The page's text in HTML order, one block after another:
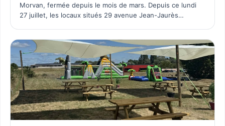
Morvan, fermée depuis le mois de mars. Depuis ce lundi
27 juillet, les locaux situés 29 avenue Jean-Jaurès